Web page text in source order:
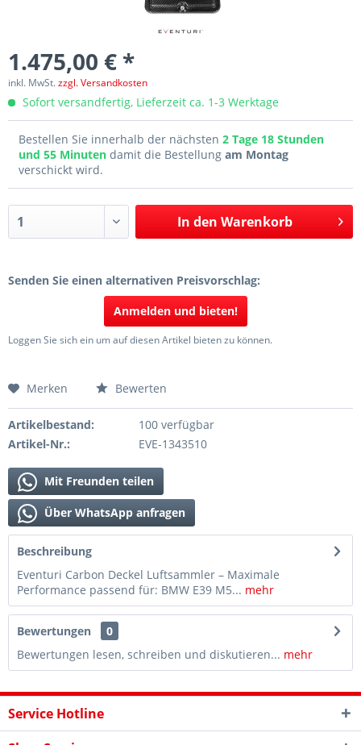
1.475,00 € *
inkl. MwSt.zzgl. Versandkosten
Sofort versandfertig, Lieferzeit ca. 1-3 Werktage
Bestellen Sie innerhalb der nächsten 2 Tage 18 Stunden
und 55 Minuten damit die Bestellung am Montag
verschickt wird.
In den Warenkorb
Senden Sie einen alternativen Preisvorschlag:
Anmelden und bieten!
Loggen Sie sich ein um auf diesen Artikel bieten zu können.
Merken Bewerten
Artikelbestand:
100 verfügbar
Artikel-Nr.:
EVE-1343510
Mit Freunden teilen
Über WhatsApp anfragen
Beschreibung
Eventuri Carbon Deckel Luftsammler – Maximale
Performance passend für: BMW E39 M5... mehr
Bewertungen
0
Bewertungen lesen, schreiben und diskutieren... mehr
Service Hotline